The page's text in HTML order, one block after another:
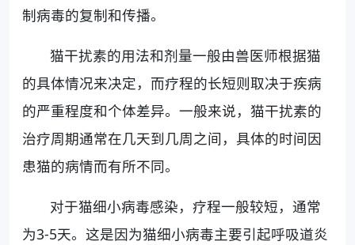
制病毒的复制和传播。
猫干扰素的用法和剂量一般由兽医师根据猫
的具体情况来决定，而疗程的长短则取决于疾病
的严重程度和个体差异。一般来说，猫干扰素的
治疗周期通常在几天到几周之间，具体的时间因
患猫的病情而有所不同。
对于猫细小病毒感染，疗程一般较短，通常
为3-5天。这是因为猫细小病毒主要引起呼吸道炎